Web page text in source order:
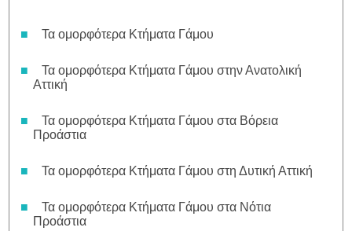
Τα ομορφότερα Κτήματα Γάμου
Τα ομορφότερα Κτήματα Γάμου στην Ανατολική
Αττική
Τα ομορφότερα Κτήματα Γάμου στα Βόρεια
Προάστια
Τα ομορφότερα Κτήματα Γάμου στη Δυτική Αττική
Τα ομορφότερα Κτήματα Γάμου στα Νότια
Προάστια